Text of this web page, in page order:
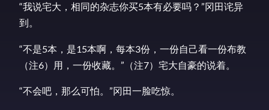
“我说宅大，相同的杂志你买5本有必要吗？”冈田诧异
到。
“不是5本，是15本啊，每本3份，一份自己看一份布教
（注6）用，一份收藏。”（注7）宅大自豪的说着。
“不会吧，那么可怕。”冈田一脸吃惊。